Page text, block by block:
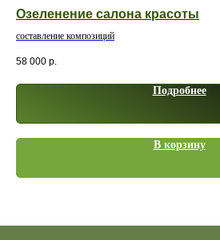
Озеленение салона красоты
составление композиций
58 000 р.
Подробнее
В корзину